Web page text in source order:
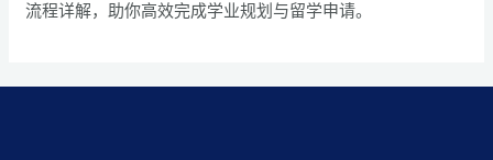
流程详解，助你高效完成学业规划与留学申请。